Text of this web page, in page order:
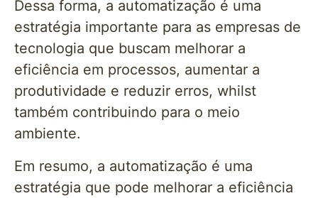
Dessa forma, a automatização é uma
estratégia importante para as empresas de
tecnologia que buscam melhorar a
eficiência em processos, aumentar a
produtividade e reduzir erros, whilst
também contribuindo para o meio
ambiente.
Em resumo, a automatização é uma
estratégia que pode melhorar a eficiência